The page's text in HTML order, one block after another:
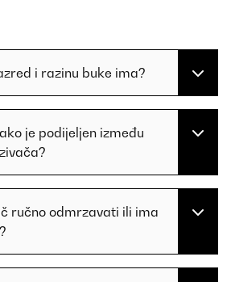
i razinu buke ima?
je podijeljen između
ručno odmrzavati ili ima